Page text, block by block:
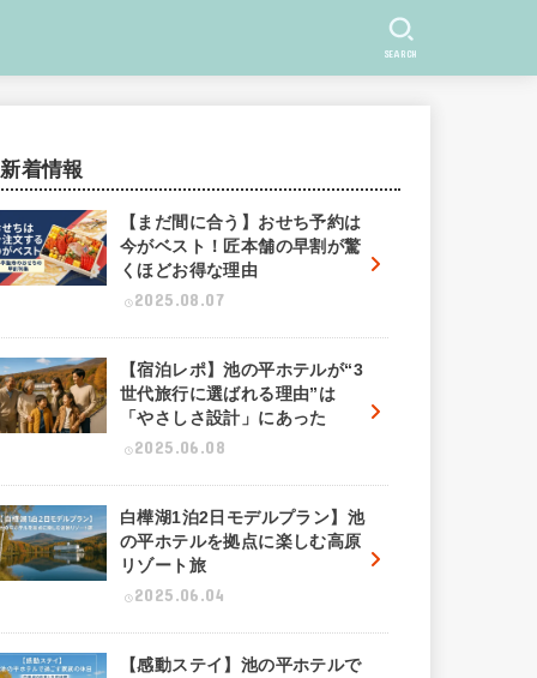
SEARCH
新着情報
【まだ間に合う】おせち予約は
今がベスト！匠本舗の早割が驚
くほどお得な理由
2025.08.07
【宿泊レポ】池の平ホテルが“3
世代旅行に選ばれる理由”は
「やさしさ設計」にあった
2025.06.08
白樺湖1泊2日モデルプラン】池
の平ホテルを拠点に楽しむ高原
リゾート旅
2025.06.04
【感動ステイ】池の平ホテルで